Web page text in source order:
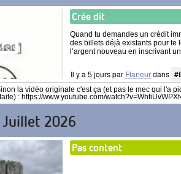
Crée dit
Quand tu demandes un crédit
des billets déjà existants pour te
l’argent nouveau en inscrivant
Il y a 5 jours par Flaneurdans
la vidéo originale c'est ça (et pas le mec qui l'a
: https://www.youtube.com/
2026
Pas content